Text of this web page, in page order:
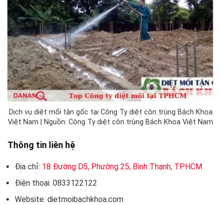
Dịch vụ diệt mối tận gốc tại Công Ty diệt côn trùng Bách Khoa
Việt Nam | Nguồn: Công Ty diệt côn trùng Bách Khoa Việt Nam
Thông tin liên hệ
Địa chỉ: 18 Đường D5, Phường 25, Bình Thạnh, TPHCM
Điện thoại: 0833122122
Website: dietmoibachkhoa.com